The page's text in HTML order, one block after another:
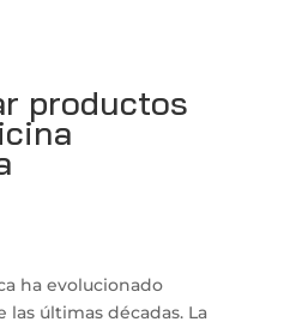
productos
ha evolucionado
últimas décadas. La